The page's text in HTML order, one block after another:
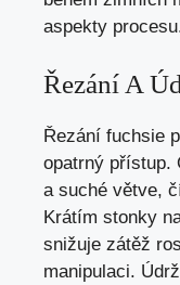
aspekty
Řezání A
Řezání fuchsie
opatrný přístup.
a suché větve,
Krátím stonky
snižuje zátěž
manipulaci.